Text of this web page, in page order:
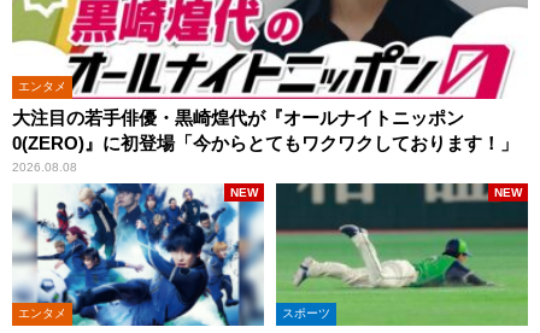
エンタメ
大注目の若手俳優・黒崎煌代が『オールナイトニッポン
0(ZERO)』に初登場「今からとてもワクワクしております！」
2026.08.08
エンタメ
NEW
スポーツ
NEW